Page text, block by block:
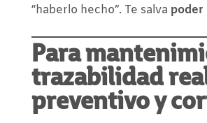
“haberlo hecho”. Te salva poder
Para
trazabilidad
preventivo y